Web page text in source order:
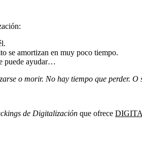
se amortizan en muy poco tiempo.
puede ayudar…
o morir. No hay tiempo que perder. O
de Digitalización que ofrece